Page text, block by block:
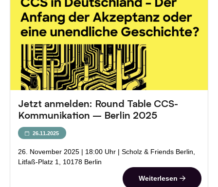
Jetzt anmelden: Round Table CCS-
Kommunikation – Berlin 2025
26.11.2025
26. November 2025 | 18:00 Uhr | Scholz & Friends Berlin,
Litfaß-Platz 1, 10178 Berlin
Weiterlesen